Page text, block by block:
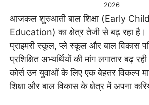
2026
आजकल शुरुआती बाल शिक्षा (Early
Education) का क्षेत्र तेजी से बढ़ रहा है।
प्राइमरी स्कूल, प्ले स्कूल और बाल विकास
प्रशिक्षित अभ्यर्थियों की मांग लगातार बढ़
कोर्स उन युवाओं के लिए एक बेहतर विकल्प
शिक्षा और बाल विकास के क्षेत्र में अपना